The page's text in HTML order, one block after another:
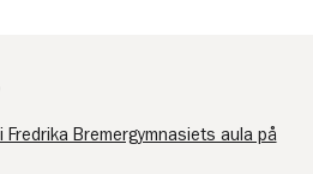
Bremergymnasiets aula på